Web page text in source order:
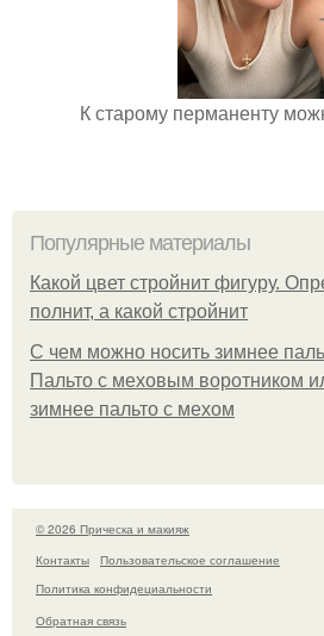
К старому перманенту
Популярные материалы
Какой цвет стройнит фигуру.
полнит, а какой стройнит
C чем можно носить зимнее
Пальто с меховым воротником
зимнее пальто с мехом
© 2026 Прическа и макияж
Контакты
Пользовательское соглашение
Политика конфидециальности
Обратная связь